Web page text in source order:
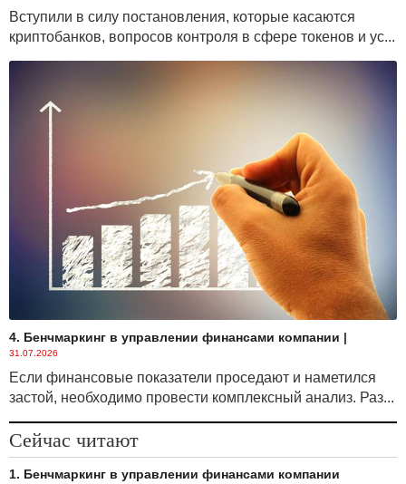
Вступили в силу постановления, которые касаются
криптобанков, вопросов контроля в сфере токенов и ус...
4. Бенчмаркинг в управлении финансами компании |
31.07.2026
Если финансовые показатели проседают и наметился
застой, необходимо провести комплексный анализ. Раз...
Сейчас читают
1. Бенчмаркинг в управлении финансами компании